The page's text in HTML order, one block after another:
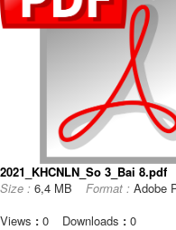
2021_KHCNLN_So 3_Bai 8.pdf
Size : 6,4 MB Format : Adobe
Views : 0 Downloads : 0